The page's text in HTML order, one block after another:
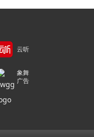
云听
象舞
广告